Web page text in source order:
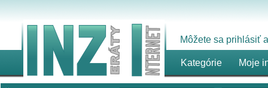
Môžete sa prihlásiť
Kategórie Moje